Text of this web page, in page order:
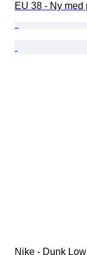
EU 38 - Ny med
Nike - Dunk